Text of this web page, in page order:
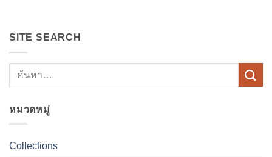
SITE SEARCH
หมวดหมู่
Collections